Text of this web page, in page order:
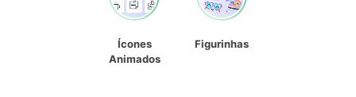
Ícones
Animados
Figurinhas